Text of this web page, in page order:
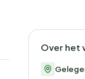
Over het